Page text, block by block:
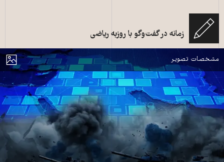
زمانه در گفت‌وگو با روزبه ریاضی
نمایش
مشخصات تصویر
ویرایش‌شده با امکانات (xAI)